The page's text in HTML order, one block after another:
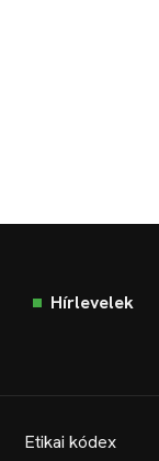
Hírlevelek
Etikai kódex